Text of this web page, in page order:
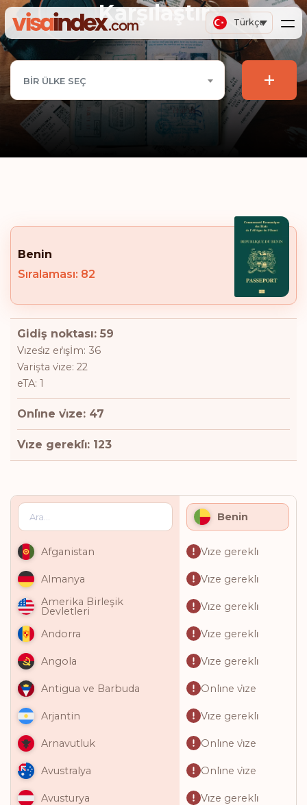
Türkçe
Karşılaştır
BIR ÜLKE SEÇ +
Benin
Sıralaması: 82
Gidiş noktası: 59
Vi̇zesi̇z eri̇şİm: 36
Varişta vi̇ze: 22
eTA: 1
Onli̇ne vi̇ze: 47
Vi̇ze gerekli̇: 123
Benin
Afganistan Vi̇ze gerekli̇
Almanya
Vi̇ze gerekli̇
Amerika Birleşik
Devletleri Vi̇ze gerekli̇
Andorra Vi̇ze gerekli̇
Angola Vi̇ze gerekli̇
Antigua ve Barbuda Onli̇ne vi̇ze
Arjantin Vi̇ze gerekli̇
Arnavutluk Onli̇ne vi̇ze
Avustralya Onli̇ne vi̇ze
Avusturya Vi̇ze gerekli̇